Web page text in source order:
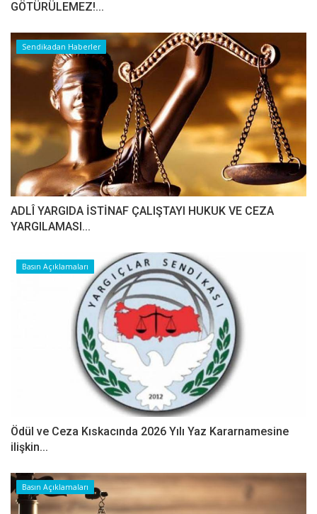
GÖTÜRÜLEMEZ!...
Sendikadan Haberler
ADLÎ YARGIDA İSTİNAF ÇALIŞTAYI HUKUK VE CEZA
YARGILAMASI...
Basın Açıklamaları
Ödül ve Ceza Kıskacında 2026 Yılı Yaz Kararnamesine
ilişkin...
Basın Açıklamaları